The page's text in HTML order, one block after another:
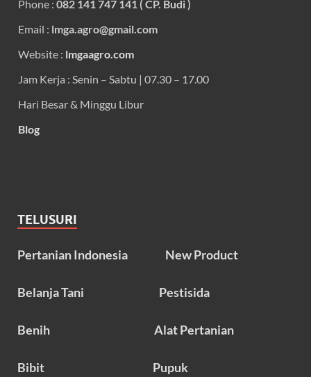
Phone : 082 141 747 141 ( CP. Budi )
Email : lmga.agro@gmail.com
Website : lmgaagro.com
Jam Kerja : Senin – Sabtu | 07.30 – 17.00
Hari Besar & Minggu Libur
Blog
TELUSURI
Pertanian Indonesia New Product
Belanja Tani Pestisida
Benih Alat Pertanian
Bibit Pupuk